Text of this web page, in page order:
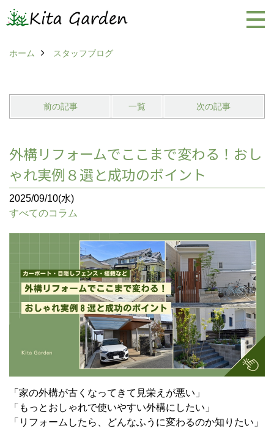
ホーム スタッフブログ
前の記事 一覧 次の記事
外構リフォームでここまで変わる！おし
ゃれ実例８選と成功のポイント
2025/09/10(水)
すべてのコラム
「家の外構が古くなってきて見栄えが悪い」
「もっとおしゃれで使いやすい外構にしたい」
「リフォームしたら、どんなふうに変わるのか知りたい」